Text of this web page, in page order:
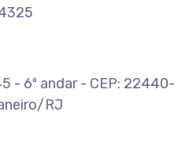
- 6º andar - CEP: 22440-
RJ